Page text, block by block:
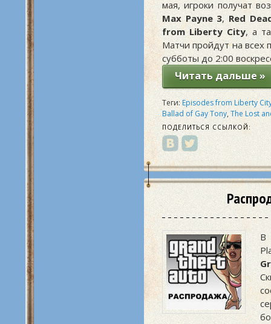
мая, игроки получат
Max Payne 3, Red
from Liberty City, а
Матчи пройдут на всех
субботы до 2:00
Читать дальше »
Теги:Episodes from Liberty
Ballad of Gay Tony,The Lost
ПОДЕЛИТЬСЯ ССЫЛКОЙ:
В